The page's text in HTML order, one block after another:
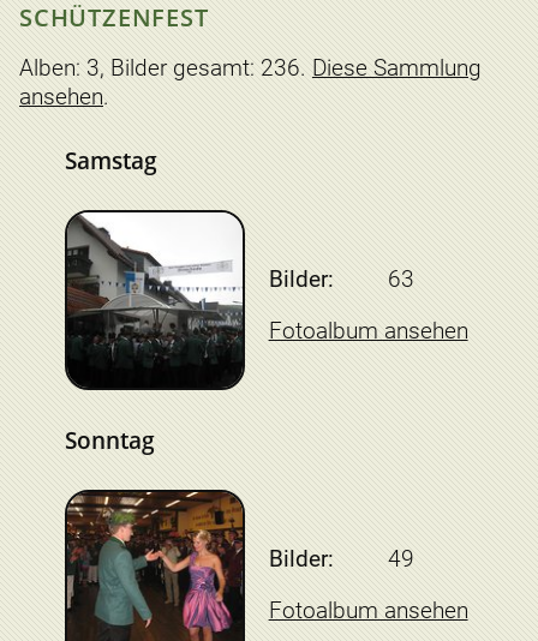
SCHÜTZENFEST
Alben: 3, Bilder gesamt: 236. Diese Sammlung
ansehen.
Samstag
Bilder:
63
Fotoalbum ansehen
Sonntag
Bilder:
49
Fotoalbum ansehen